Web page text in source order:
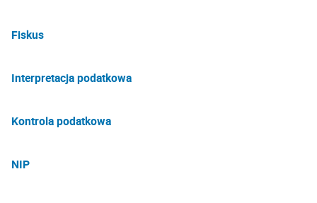
Fiskus
Interpretacja podatkowa
Kontrola podatkowa
NIP